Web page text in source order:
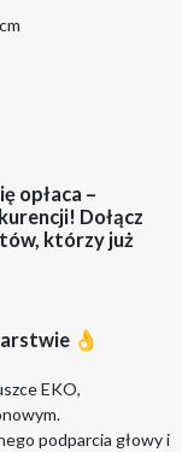
opłaca –
Dołącz
którzy już
👌
EKO,
podparcia głowy i